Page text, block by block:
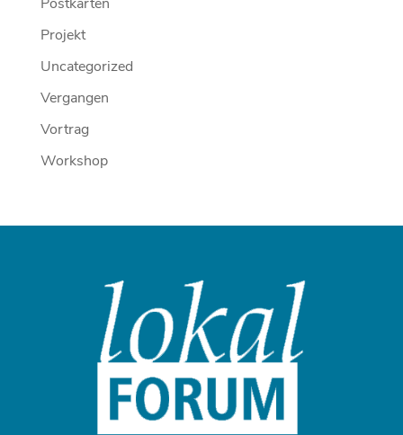
Postkarten
Projekt
Uncategorized
Vergangen
Vortrag
Workshop